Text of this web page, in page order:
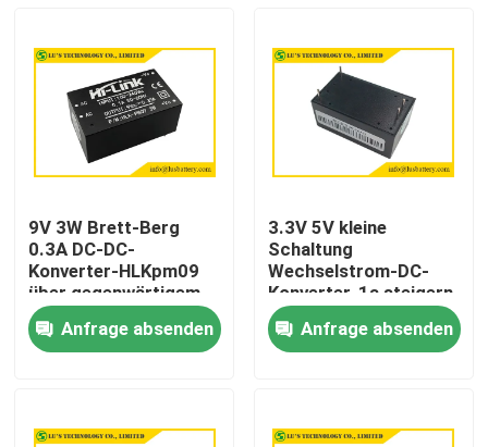
Haus
Über uns
9V 3W Brett-Berg
0.3A DC-DC-
Konverter-HLKpm09
über gegenwärtigem
Schutz
Anfrage absenden
3.3V 5V kleine
Schaltung
Wechselstrom-DC-
Konverter-1a steigern
Höhe des Stromkreis-
2000mAnfrage absenden